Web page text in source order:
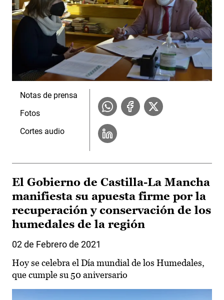
Notas de prensa
Fotos
Cortes audio
El Gobierno de Castilla-La Mancha
manifiesta su apuesta firme por la
recuperación y conservación de los
humedales de la región
02 de Febrero de 2021
Hoy se celebra el Día mundial de los Humedales,
que cumple su 50 aniversario